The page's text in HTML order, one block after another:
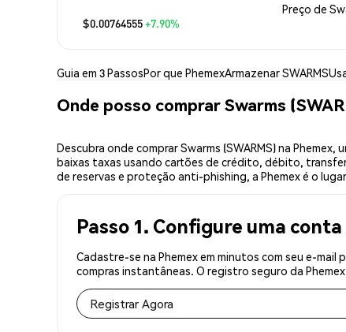
Preço de
$0.00764555+7.90%
Guia em 3 PassosPor que PhemexArmazenar SWARMS
Onde posso comprar Swarms
Descubra onde comprar Swarms (SWARMS) na
baixas taxas usando cartões de crédito, débito,
de reservas e proteção anti-phishing, a Phemex é o
Passo 1. Configure uma
Cadastre-se na Phemex em minutos com seu e-
compras instantâneas. O registro seguro da
Registrar Agora